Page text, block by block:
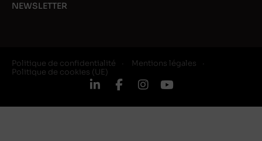
NEWSLETTER
Politique de confidentialité
Mentions légales
Politique de cookies (UE)